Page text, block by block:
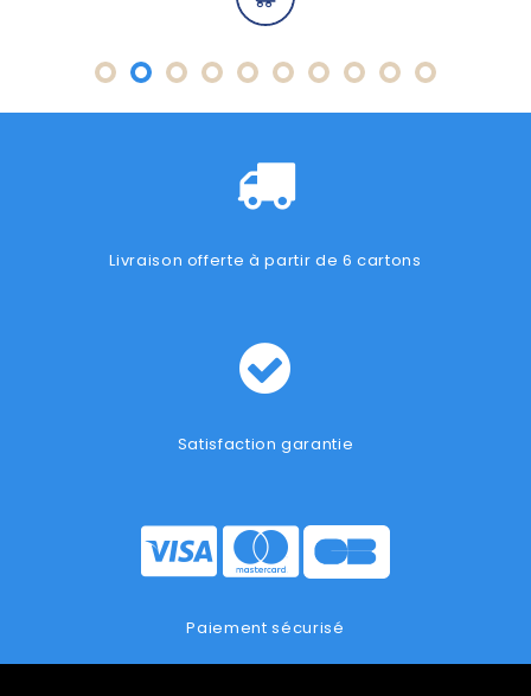
Livraison offerte à partir de 6 cartons
Satisfaction garantie
Paiement sécurisé